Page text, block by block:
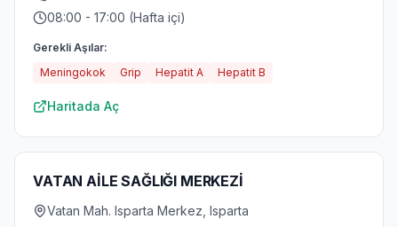
08:00 - 17:00 (Hafta içi)
Gerekli Aşılar:
Meningokok
Grip Hepatit A Hepatit B
Haritada Aç
VATAN AİLE SAĞLIĞI MERKEZİ
Vatan Mah. Isparta Merkez, Isparta